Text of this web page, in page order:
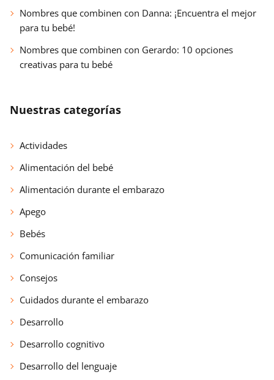
Nombres que combinen con Danna: ¡Encuentra el mejor
para tu bebé!
Nombres que combinen con Gerardo: 10 opciones
creativas para tu bebé
Nuestras categorías
Actividades
Alimentación del bebé
Alimentación durante el embarazo
Apego
Bebés
Comunicación familiar
Consejos
Cuidados durante el embarazo
Desarrollo
Desarrollo cognitivo
Desarrollo del lenguaje